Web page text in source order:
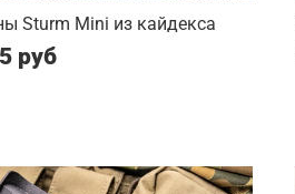
Sturm Mini из кайдекса
руб